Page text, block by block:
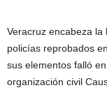
Veracruz encabeza
policías reprobados
sus elementos falló
organización civil